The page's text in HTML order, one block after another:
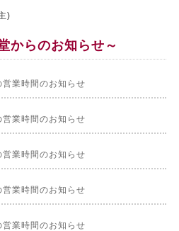
)
らのお知らせ～
業時間のお知らせ
業時間のお知らせ
業時間のお知らせ
業時間のお知らせ
業時間のお知らせ